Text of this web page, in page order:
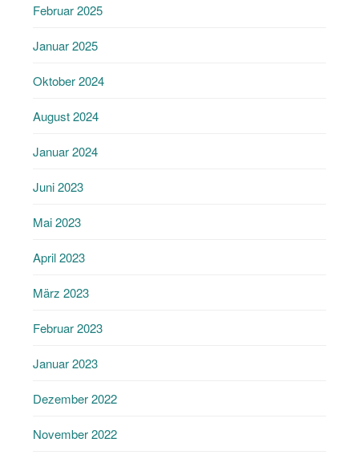
Februar 2025
Januar 2025
Oktober 2024
August 2024
Januar 2024
Juni 2023
Mai 2023
April 2023
März 2023
Februar 2023
Januar 2023
Dezember 2022
November 2022